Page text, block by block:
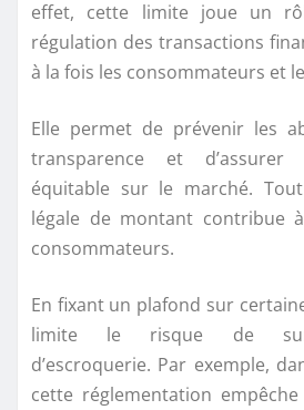
effet, cette limite joue un
régulation des transactions
à la fois les consommateurs et
Elle permet de prévenir les
transparence et d’assurer
équitable sur le marché.
légale de montant contribue
consommateurs.
En fixant un plafond sur
limite le risque de
d’escroquerie. Par exemple,
cette réglementation